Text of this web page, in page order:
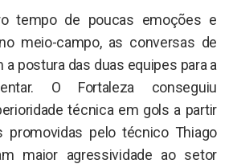
tempo de poucas emoções e
meio-campo, as conversas de
a postura das duas equipes para a
O Fortaleza conseguiu
técnica em gols a partir
promovidas pelo técnico Thiago
maior agressividade ao setor